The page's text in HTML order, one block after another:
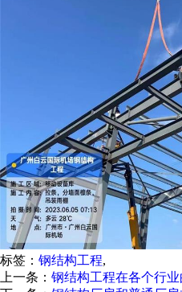
标签： 钢结构工程,
上一条： 钢结构工程在各个行业